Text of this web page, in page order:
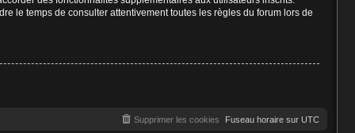
le temps de consulter attentivement toutes les règles du forum lors de
Fuseau horaire sur UTC
Supprimer les cookies